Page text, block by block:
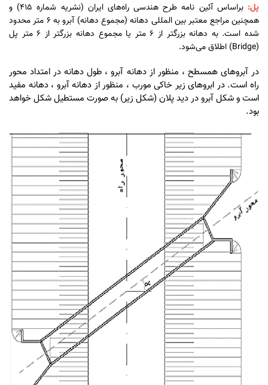
پل:
براساس آئین نامه طرح هندسی راه‌های ایران (نشریه شماره 415) و
همچنین مراجع معتبر بین المللی دهانه (مجموع دهانه) آبرو به 6 متر محدود
شده است. به دهانه بزرگتر از 6 متر یا مجموع دهانه بزرگتر از 6 متر پل
(Bridge) اطلاق می‌شود.
در آبروهای همسطح ، منظور از دهانه آبرو ، طول دهانه در امتداد محور
راه است. در ابروهای زیر خاکی مورب ، منظور از دهانه آبرو ، دهانه مفید
است و شکل آبرو در دید پلان (شکل زیر) به صورت مستطیل شکل خواهد
بود.